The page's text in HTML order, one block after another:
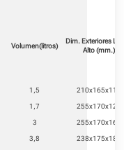
Volumen(litros)
Dim. Exteriores L x
Alto (mm.)
1,5 210x165x115
1,7 255x170x120
3 255x170x160
3,8 238x175x180